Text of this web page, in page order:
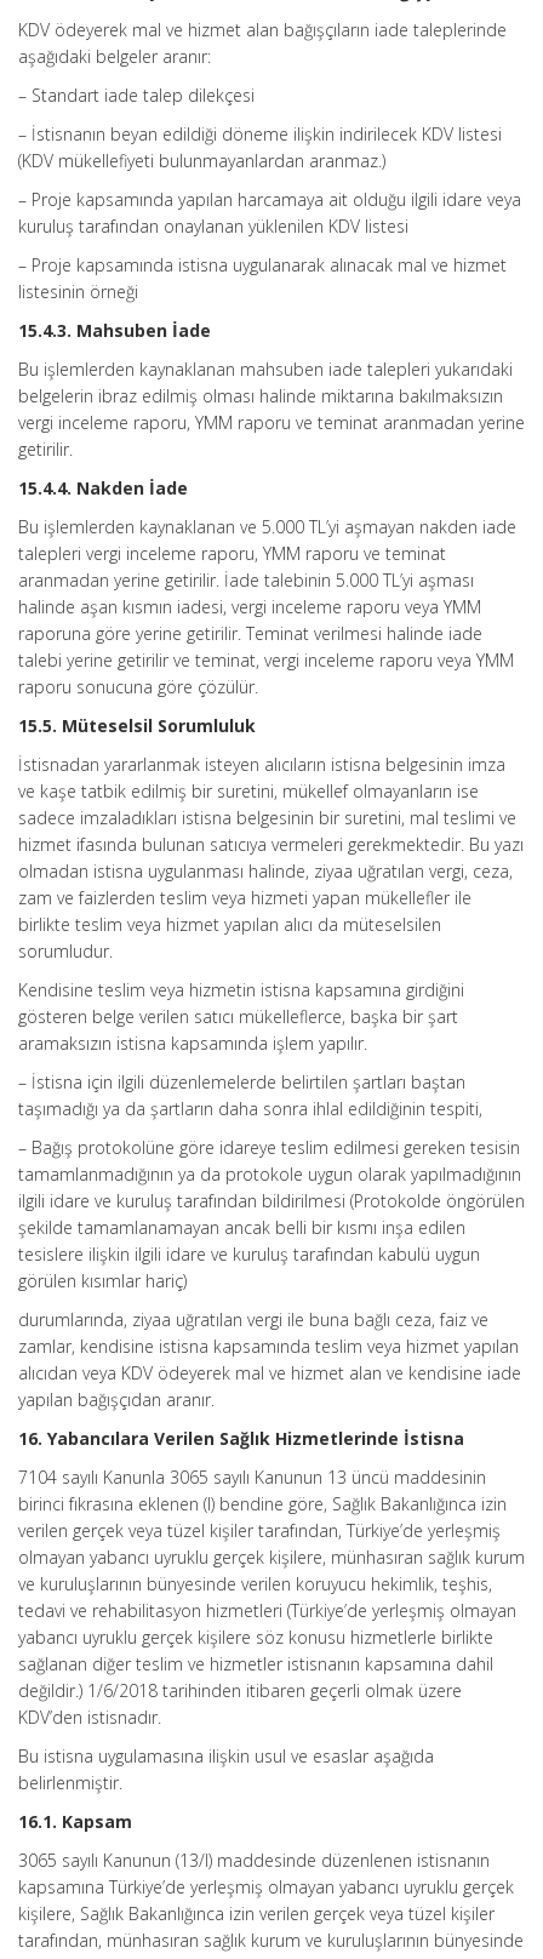
KDV ödeyerek mal ve hizmet alan bağışçıların iade taleplerinde
aşağıdaki belgeler aranır:
– Standart iade talep dilekçesi
– İstisnanın beyan edildiği döneme ilişkin indirilecek KDV listesi
(KDV mükellefiyeti bulunmayanlardan aranmaz.)
– Proje kapsamında yapılan harcamaya ait olduğu ilgili idare veya
kuruluş tarafından onaylanan yüklenilen KDV listesi
– Proje kapsamında istisna uygulanarak alınacak mal ve hizmet
listesinin örneği
15.4.3. Mahsuben İade
Bu işlemlerden kaynaklanan mahsuben iade talepleri yukarıdaki
belgelerin ibraz edilmiş olması halinde miktarına bakılmaksızın
vergi inceleme raporu, YMM raporu ve teminat aranmadan yerine
getirilir.
15.4.4. Nakden İade
Bu işlemlerden kaynaklanan ve 5.000 TL’yi aşmayan nakden iade
talepleri vergi inceleme raporu, YMM raporu ve teminat
aranmadan yerine getirilir. İade talebinin 5.000 TL’yi aşması
halinde aşan kısmın iadesi, vergi inceleme raporu veya YMM
raporuna göre yerine getirilir. Teminat verilmesi halinde iade
talebi yerine getirilir ve teminat, vergi inceleme raporu veya YMM
raporu sonucuna göre çözülür.
15.5. Müteselsil Sorumluluk
İstisnadan yararlanmak isteyen alıcıların istisna belgesinin imza
ve kaşe tatbik edilmiş bir suretini, mükellef olmayanların ise
sadece imzaladıkları istisna belgesinin bir suretini, mal teslimi ve
hizmet ifasında bulunan satıcıya vermeleri gerekmektedir. Bu yazı
olmadan istisna uygulanması halinde, ziyaa uğratılan vergi, ceza,
zam ve faizlerden teslim veya hizmeti yapan mükellefler ile
birlikte teslim veya hizmet yapılan alıcı da müteselsilen
sorumludur.
Kendisine teslim veya hizmetin istisna kapsamına girdiğini
gösteren belge verilen satıcı mükelleflerce, başka bir şart
aramaksızın istisna kapsamında işlem yapılır.
– İstisna için ilgili düzenlemelerde belirtilen şartları baştan
taşımadığı ya da şartların daha sonra ihlal edildiğinin tespiti,
– Bağış protokolüne göre idareye teslim edilmesi gereken tesisin
tamamlanmadığının ya da protokole uygun olarak yapılmadığının
ilgili idare ve kuruluş tarafından bildirilmesi (Protokolde öngörülen
şekilde tamamlanamayan ancak belli bir kısmı inşa edilen
tesislere ilişkin ilgili idare ve kuruluş tarafından kabulü uygun
görülen kısımlar hariç)
durumlarında, ziyaa uğratılan vergi ile buna bağlı ceza, faiz ve
zamlar, kendisine istisna kapsamında teslim veya hizmet yapılan
alıcıdan veya KDV ödeyerek mal ve hizmet alan ve kendisine iade
yapılan bağışçıdan aranır.
16. Yabancılara Verilen Sağlık Hizmetlerinde İstisna
7104 sayılı Kanunla 3065 sayılı Kanunun 13 üncü maddesinin
birinci fıkrasına eklenen (l) bendine göre, Sağlık Bakanlığınca izin
verilen gerçek veya tüzel kişiler tarafından, Türkiye’de yerleşmiş
olmayan yabancı uyruklu gerçek kişilere, münhasıran sağlık kurum
ve kuruluşlarının bünyesinde verilen koruyucu hekimlik, teşhis,
tedavi ve rehabilitasyon hizmetleri (Türkiye’de yerleşmiş olmayan
yabancı uyruklu gerçek kişilere söz konusu hizmetlerle birlikte
sağlanan diğer teslim ve hizmetler istisnanın kapsamına dahil
değildir.) 1/6/2018 tarihinden itibaren geçerli olmak üzere
KDV’den istisnadır.
Bu istisna uygulamasına ilişkin usul ve esaslar aşağıda
belirlenmiştir.
16.1. Kapsam
3065 sayılı Kanunun (13/l) maddesinde düzenlenen istisnanın
kapsamına Türkiye’de yerleşmiş olmayan yabancı uyruklu gerçek
kişilere, Sağlık Bakanlığınca izin verilen gerçek veya tüzel kişiler
tarafından, münhasıran sağlık kurum ve kuruluşlarının bünyesinde